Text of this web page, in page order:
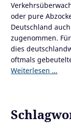
oder pure
Deutschland
zugenommen.
dies
oftmals
Weiterlesen …